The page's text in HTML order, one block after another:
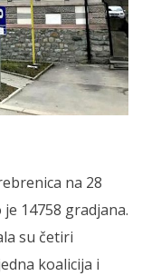
na 28
14758 gradjana.
su četiri
koalicija i